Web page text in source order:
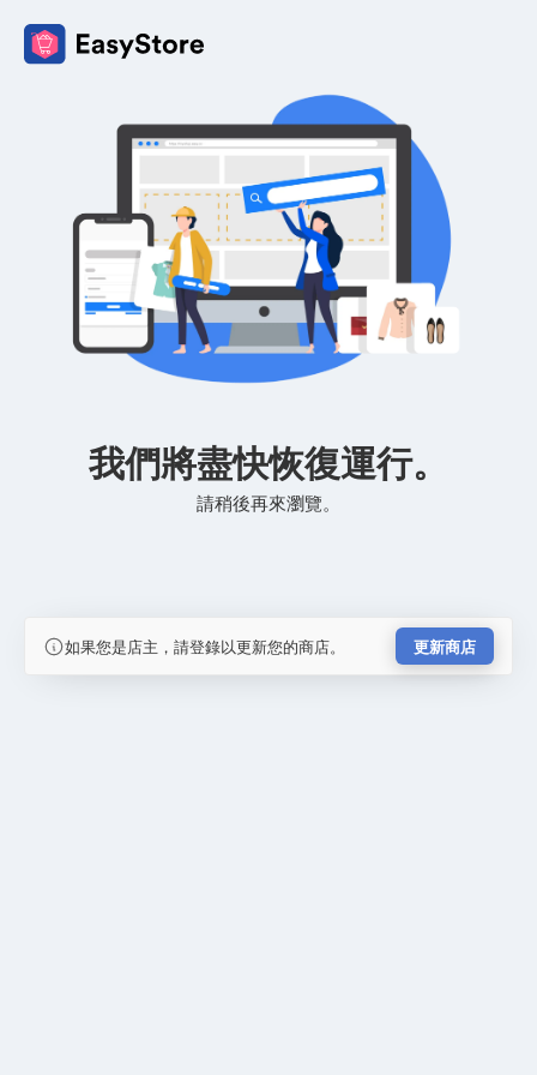
我們將盡快恢復運行。
請稍後再來瀏覽。
如果您是店主，請登錄以更新您的商店。 更新商店